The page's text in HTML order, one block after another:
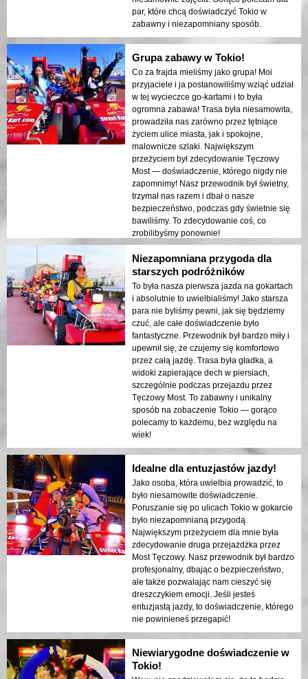
par, które chcą doświadczyć Tokio w
zabawny i niezapomniany sposób.
Grupa zabawy w Tokio!
Co za frajda mieliśmy jako grupa! Moi
przyjaciele i ja postanowiliśmy wziąć udział
w tej wycieczce go-kartami i to była
ogromna zabawa! Trasa była niesamowita,
prowadziła nas zarówno przez tętniące
życiem ulice miasta, jak i spokojne,
malownicze szlaki. Największym
przeżyciem był zdecydowanie Tęczowy
Most — doświadczenie, którego nigdy nie
zapomnimy! Nasz przewodnik był świetny,
trzymał nas razem i dbał o nasze
bezpieczeństwo, podczas gdy świetnie się
bawiliśmy. To zdecydowanie coś, co
zrobilibyśmy ponownie!
Niezapomniana przygoda dla
starszych podróżników
To była nasza pierwsza jazda na gokartach
i absolutnie to uwielbialiśmy! Jako starsza
para nie byliśmy pewni, jak się będziemy
czuć, ale całe doświadczenie było
fantastyczne. Przewodnik był bardzo miły i
upewnił się, że czujemy się komfortowo
przez całą jazdę. Trasa była gładka, a
widoki zapierające dech w piersiach,
szczególnie podczas przejazdu przez
Tęczowy Most. To zabawny i unikalny
sposób na zobaczenie Tokio — gorąco
polecamy to każdemu, bez względu na
wiek!
Idealne dla entuzjastów jazdy!
Jako osoba, która uwielbia prowadzić, to
było niesamowite doświadczenie.
Poruszanie się po ulicach Tokio w gokarcie
było niezapomnianą przygodą.
Największym przeżyciem dla mnie była
zdecydowanie druga przejażdżka przez
Most Tęczowy. Nasz przewodnik był bardzo
profesjonalny, dbając o bezpieczeństwo,
ale także pozwalając nam cieszyć się
dreszczykiem emocji. Jeśli jesteś
entuzjastą jazdy, to doświadczenie, którego
nie powinieneś przegapić!
Niewiarygodne doświadczenie w
Tokio!